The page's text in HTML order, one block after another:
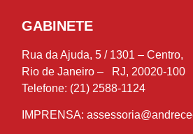
GABINETE
Rua da Ajuda, 5 / 1301 – Centro,
Rio de Janeiro – RJ, 20020-100
Telefone: (21) 2588-1124
IMPRENSA: